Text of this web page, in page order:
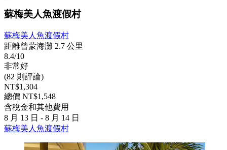
蘇梅美人魚渡假村
蘇梅美人魚渡假村
距離曾蒙海灘 2.7 公里
8.4/10
非常好
(82 則評論)
NT$1,304
總價 NT$1,548
含稅金和其他費用
8 月 13 日 - 8 月 14 日
蘇梅美人魚渡假村